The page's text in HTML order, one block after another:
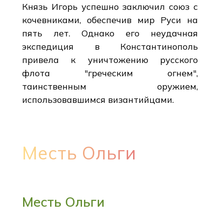
Князь Игорь успешно заключил союз с
кочевниками, обеспечив мир Руси на
пять лет. Однако его неудачная
экспедиция в Константинополь
привела к уничтожению русского
флота "греческим огнем",
таинственным оружием,
использовавшимся византийцами.
Месть Ольги
Месть Ольги